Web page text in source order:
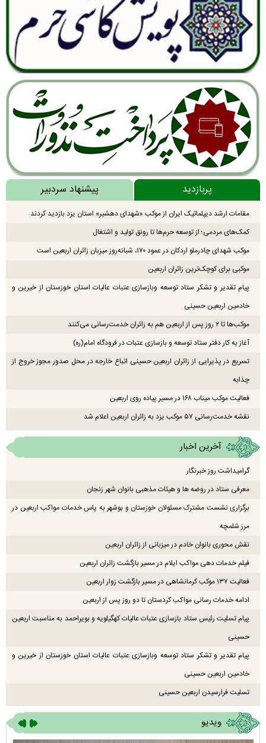
پربازدید پیشنهاد سردبیر
مقامات ارشد دیپلماتیک ایران از موکب «شهدای دهشیر» استان یزد بازدید کردند
کمک‌های مردمی؛ از توسعه حرم‌ها تا رونق تولید و اشتغال
موکب شهدای چادرملو اردکان در عمود ۱۷۰، شبانه‌روز میزبان زائران اربعین است
موکبی برای کوچک‌ترین زائران اربعین
پیام تقدیر و تشکر ستاد توسعه وبازسازی عتبات عالیات استان خوزستان از خیرین و
خادمین اربعین حسینی
موکب‌ها تا ۲ روز پس از اربعین هم به زائران خدمت‌رسانی می‌کنند
آغاز به کار دفتر ستاد توسعه و بازسازی عتبات در فرودگاه امام(ره)
تسریع در پذیرایی از زائران اربعین حسینی اتباع خارجه در محل صدور مجوز خروج از
چذابه
فعالیت موکب میناب ۱۶۸ در مسیر پیاده روی اربعین
نقشه خدمت‌رسانی ۵۷ موکب یزد به زائران اربعین اعلام شد
آخرین اخبار
گرامیداشت روز خبرنگار
معرفی ستاد در روضه ها و هیئات مذهبی بانوان شهر زنجان
برگزاری نشست مشترک مسئولان خوزستان و بوشهر به پاس خدمات مواکب اربعین در
مرز شلمچه
نقش محوری بانوان خادم در میزبانی از زائران اربعین
فیلم خدمات دهی مواکب ایلام در مسیر بازگشت زائران اربعین
فعالیت ۱۳۷ موکب کرمانشاهی در مسیر بازگشت زوار اربعین
ادامه خدمات رسانی مواکب کردستان تا دو روز پس از اربعین
پیام تسلیت رئیس ستاد بازسازی عتبات عالیات کهگیلویه و بویراحمد به مناسبت اربعین
حسینی
پیام تقدیر و تشکر ستاد توسعه وبازسازی عتبات عالیات استان خوزستان از خیرین و
خادمین اربعین حسینی
تسلیت فرارسیدن اربعین حسینی
ویدیو